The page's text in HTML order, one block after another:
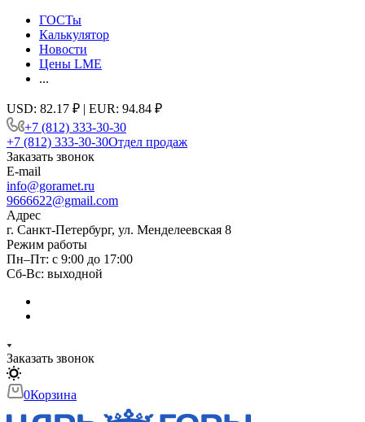
ГОСТы
Калькулятор
Новости
Цены LME
...
USD: 82.17 ₽ | EUR: 94.84 ₽
+7 (812) 333-30-30
+7 (812) 333-30-30Отдел продаж
Заказать звонок
E-mail
info@goramet.ru
9666622@gmail.com
Адрес
г. Санкт-Петербург, ул. Менделеевская 8
Режим работы
Пн–Пт: с 9:00 до 17:00
Сб-Вс: выходной
Заказать звонок
0Корзина